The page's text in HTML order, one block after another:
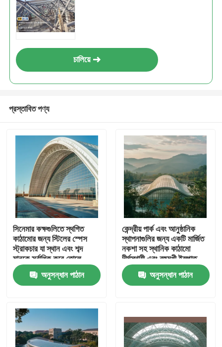
বাড়ি
পণ্য
আমাদের সম্পর্কে
চালিয়ে
প্রস্তাবিত পণ্য
সিনেমার কক্ষগুলিতে স্থগিত
কাঠামোর জন্য স্টিলের স্পেস
স্ট্রাকচার যা স্থান এবং শব্দ
মানকে সর্বাধিক করে তোলে
অনুসন্ধান পাঠান
কেন্দ্রীয় পার্ক এবং আনুষ্ঠানিক
স্থাপনাগুলির জন্য একটি মার্জিত
নকশা সহ স্থানিক কাঠামো
দীর্ঘস্থায়ী এবং বহুমুখী ইস্পাত
বিল্ডিং
অনুসন্ধান পাঠান